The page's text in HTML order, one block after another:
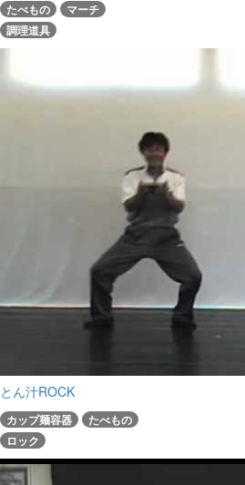
たべもの
マーチ
調理道具
とん汁ROCK
カップ麺容器
たべもの
ロック